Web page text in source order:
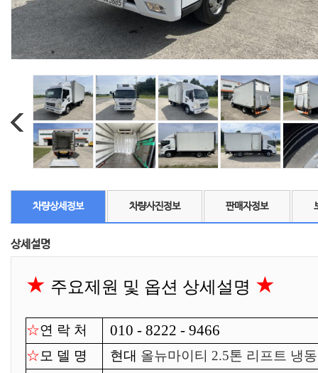
차량상세정보 차량사진정보 판매자정보
상세설명
★ 주요제원 및 옵션 상세설명 ★
☆연 락 처 010 - 8222 - 9466
☆모 델 명 현대 올뉴마이티 2.5톤 리프트 냉